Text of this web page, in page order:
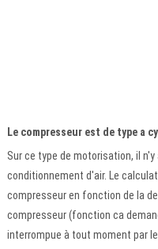
Le compresseur est de type a
Sur ce type de motorisation, il
conditionnement d'air. Le
compresseur en fonction de la
compresseur (fonction ca
interrompue à tout moment par